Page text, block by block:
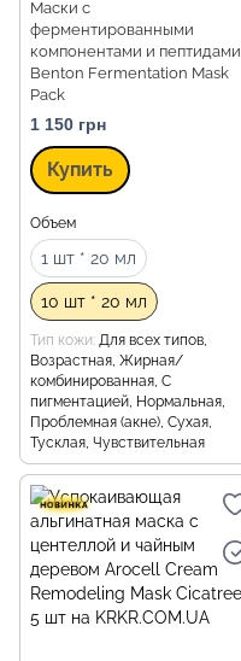
Маски с
ферментированными
компонентами и пептидами
Benton Fermentation Mask
Pack
1 150 грн
Купить
Объем
1 шт * 20 мл
10 шт * 20 мл
Тип кожи Для всех типов,
Возрастная, Жирная/
комбинированная, С
пигментацией, Нормальная,
Проблемная (акне), Сухая,
Тусклая, Чувствительная